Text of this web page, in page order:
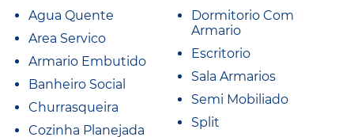
Agua Quente
Area Servico
Armario Embutido
Banheiro Social
Churrasqueira
Cozinha Planejada
Dormitorio Com
Armario
Escritorio
Sala Armarios
Semi Mobiliado
Split